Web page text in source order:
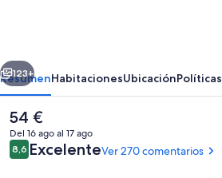
2
Artificial
Hot
Spring
Siguiente
123+
ResumenHabitacionesUbicaciónPolíticas
El
precio
actual
es
54 €
Del 16 ago al 17 ago
Comentarios
8,68,6 de 10
ExcelenteVer 270 comentarios